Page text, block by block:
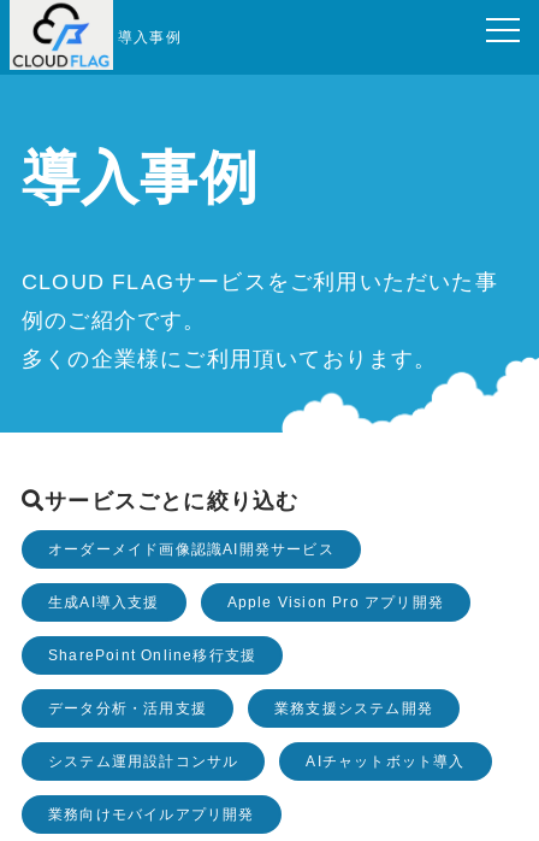
導入事例
導入事例
CLOUD FLAGサービスをご利用いただいた事
例のご紹介です。
多くの企業様にご利用頂いております。
サービスごとに絞り込む
オーダーメイド画像認識AI開発サービス
生成AI導入支援 Apple Vision Pro アプリ開発
SharePoint Online移行支援
データ分析・活用支援 業務支援システム開発
システム運用設計コンサル AIチャットボット導入
業務向けモバイルアプリ開発